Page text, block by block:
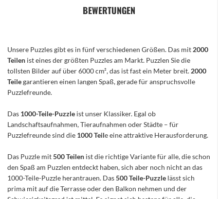
BEWERTUNGEN
Unsere Puzzles gibt es in fünf verschiedenen Größen. Das mit 2000
Teilen ist eines der größten Puzzles am Markt. Puzzlen Sie die
tollsten Bilder auf über 6000 cm², das ist fast ein Meter breit. 2000
Teilegarantieren einen langen Spaß, gerade für anspruchsvolle
Puzzlefreunde.
Das 1000-Teile-Puzzle ist unser Klassiker. Egal ob
Landschaftsaufnahmen, Tieraufnahmen oder Städte – für
Puzzlefreunde sind die 1000 Teile eine attraktive Herausforderung.
Das Puzzle mit500 Teilen ist die richtige Variante für alle, die schon
den Spaß am Puzzlen entdeckt haben, sich aber noch nicht an das
1000-Teile-Puzzle herantrauen. Das500 Teile-Puzzle lässt sich
prima mit auf die Terrasse oder den Balkon nehmen und der